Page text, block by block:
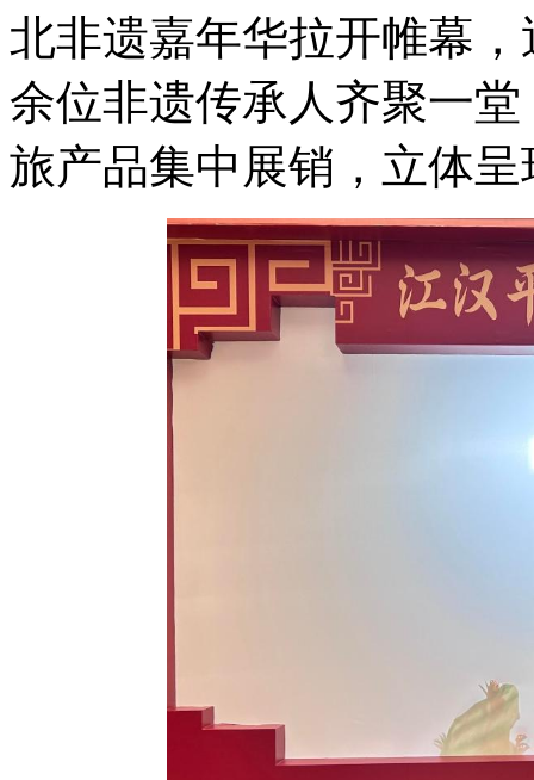
北非遗嘉年华拉开帷幕
余位非遗传承人齐聚一
旅产品集中展销，立体